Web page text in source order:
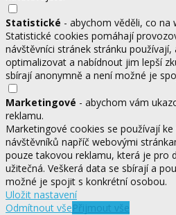
Statistické - abychom věděli, co na
Statistické cookies pomáhají
návštěvníci stránek stránku
optimalizovat a nabídnout jim lepší
sbírají anonymně a není možné je
Marketingové - abychom vám
reklamu.
Marketingové cookies se používají
návštěvníků napříč webovými
pouze takovou reklamu, která je pro
užitečná. Veškerá data se sbírají a
možné je spojit s konkrétní osobou.
Uložit nastavení
Odmítnout všePřijmout vše